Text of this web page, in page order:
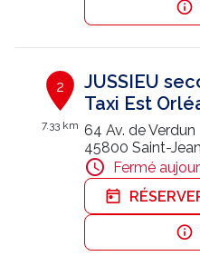
2
7.33 km
JUSSIEU
Taxi Est
64 Av. de Verdun
45800 Saint-
Fermé